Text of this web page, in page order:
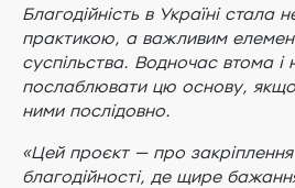
Благодійність в Україні стала
практикою, а важливим
суспільства. Водночас втома і
послаблювати цю основу,
ними послідовно.
«Цей проєкт — про закріплення
благодійності, де щире